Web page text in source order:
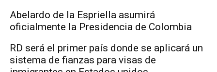
Abelardo de la Espriella asumirá
oficialmente la Presidencia de Colombia
RD será el primer país donde se aplicará un
sistema de fianzas para visas de